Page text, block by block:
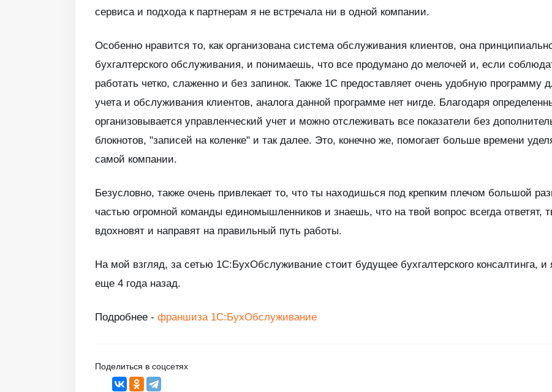
сервиса и подхода к партнерам я не встречала ни в одной компании.
Особенно нравится то, как организована система обслуживания клиентов, она
бухгалтерского обслуживания, и понимаешь, что все продумано до мелочей и, если
работать четко, слаженно и без запинок. Также 1С предоставляет очень удобную программу
учета и обслуживания клиентов, аналога данной программе нет нигде. Благодаря
организовывается управленческий учет и можно отслеживать все показатели без
блокнотов, "записей на коленке" и так далее. Это, конечно же, помогает больше времени
самой компании.
Безусловно, также очень привлекает то, что ты находишься под крепким плечом большой
частью огромной команды единомышленников и знаешь, что на твой вопрос всегда ответят,
вдохновят и направят на правильный путь работы.
На мой взгляд, за сетью 1С:БухОбслуживание стоит будущее бухгалтерского консалтинга,
еще 4 года назад.
Подробнее - франшиза 1С:БухОбслуживание
Поделиться в соцсетях